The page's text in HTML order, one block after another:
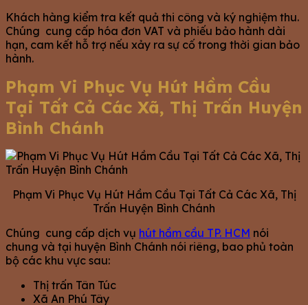
Khách hàng kiểm tra kết quả thi công và ký nghiệm thu.
Chúng cung cấp hóa đơn VAT và phiếu bảo hành dài
hạn, cam kết hỗ trợ nếu xảy ra sự cố trong thời gian bảo
hành.
Phạm Vi Phục Vụ Hút Hầm Cầu
Tại Tất Cả Các Xã, Thị Trấn Huyện
Bình Chánh
Phạm Vi Phục Vụ Hút Hầm Cầu Tại Tất Cả Các Xã, Thị
Trấn Huyện Bình Chánh
Chúng cung cấp dịch vụ hút hầm cầu TP. HCM nói
chung và tại huyện Bình Chánh nói riêng, bao phủ toàn
bộ các khu vực sau:
Thị trấn Tân Túc
Xã An Phú Tây